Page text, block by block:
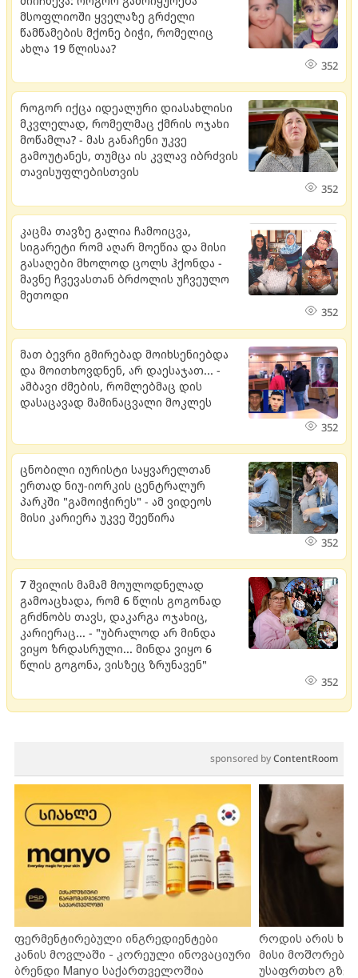
მსოფლიოში ყველაზე გრძელი
წამწამების მქონე ბიჭი, რომელიც
ახლა 19 წლისაა?
352
როგორ იქცა იდეალური დიასახლისი
მკვლელად, რომელმაც ქმრის ოჯახი
მოწამლა? - მას განაჩენი უკვე
გამოუტანეს, თუმცა ის კვლავ იბრძვის
თავისუფლებისთვის
352
კაცმა თავზე გალია ჩამოიცვა,
სიგარეტი რომ აღარ მოეწია და მისი
გასაღები მხოლოდ ცოლს ჰქონდა -
მავნე ჩვევასთან ბრძოლის უჩვეულო
მეთოდი
352
მათ ბევრი გმირებად მოიხსენიებდა
და მოითხოვდნენ, არ დაესაჯათ... -
ამბავი ძმების, რომლებმაც დის
დასაცავად მამინაცვალი მოკლეს
352
ცნობილი იურისტი საყვარელთან
ერთად ნიუ-იორკის ცენტრალურ
პარკში "გამოიჭირეს" - ამ ვიდეოს
მისი კარიერა უკვე შეეწირა
352
7 შვილის მამამ მოულოდნელად
გამოაცხადა, რომ 6 წლის გოგონად
გრძნობს თავს, დაკარგა ოჯახიც,
კარიერაც... - "უბრალოდ არ მინდა
ვიყო ზრდასრული... მინდა ვიყო 6
წლის გოგონა, ვისზეც ზრუნავენ"
352
sponsored byContentRoom
ფერმენტირებული ინგრედიენტები
კანის მოვლაში - კორეული ინოვაციური
ბრენდი Manyo საქართველოშია
როდის არის
მისი
უსაფრთხო